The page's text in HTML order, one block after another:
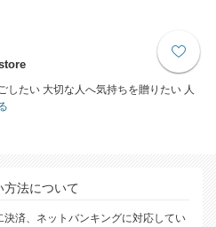
したい 大切な人へ気持ちを贈りたい 人
方法について
済、ネットバンキングに対応してい